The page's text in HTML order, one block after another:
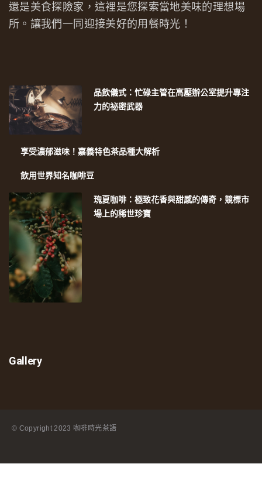
還是美食探險家，這裡是您探索當地美味的理想場
所。讓我們一同迎接美好的用餐時光！
品飲儀式：忙碌主管在高壓辦公室提升專注
力的祕密武器
享受濃郁滋味！嘉義特色茶品種大解析
飲用世界知名咖啡豆
瑰夏咖啡：極致花香與甜感的傳奇，競標市
場上的稀世珍寶
Gallery
© Copyright 2023 咖啡時光茶語